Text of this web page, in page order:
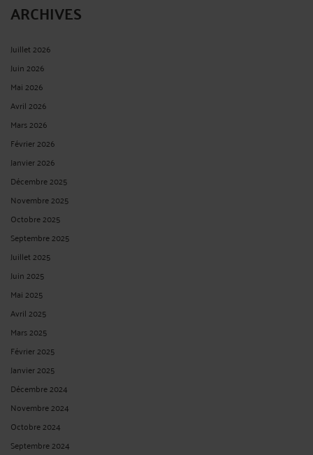
ARCHIVES
Juillet 2026
Juin 2026
Mai 2026
Avril 2026
Mars 2026
Février 2026
Janvier 2026
Décembre 2025
Novembre 2025
Octobre 2025
Septembre 2025
Juillet 2025
Juin 2025
Mai 2025
Avril 2025
Mars 2025
Février 2025
Janvier 2025
Décembre 2024
Novembre 2024
Octobre 2024
Septembre 2024